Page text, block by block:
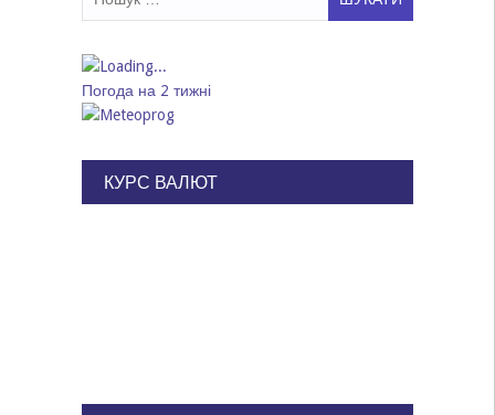
Погода на 2 тижні
КУРС ВАЛЮТ